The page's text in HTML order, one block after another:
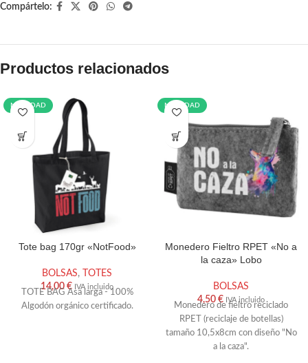
Compártelo:
Productos relacionados
NOVEDAD
Tote bag 170gr «NotFood»
BOLSAS,
TOTES
14,00 € IVA incluido
TOTE BAG Asa larga - 100%
Algodón orgánico certificado.
NOVEDAD
Monedero Fieltro RPET «No a
la caza» Lobo
BOLSAS
4,50 € IVA incluido
Monedero de fieltro reciclado
RPET (reciclaje de botellas)
tamaño 10,5x8cm con diseño "No
a la caza".